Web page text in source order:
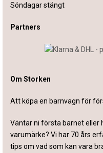
Söndagar stängt
Partners
Om Storken
Att köpa en barnvagn för
Väntar ni första barnet eller
varumärke? Vi har 70 års
tips om vad som kan vara